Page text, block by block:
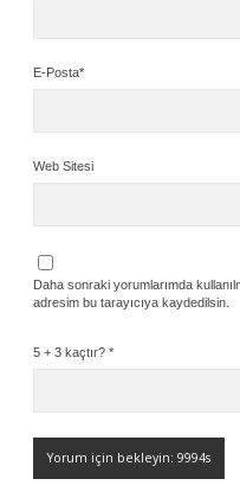
E-Posta*
Web Sitesi
Daha sonraki yorumlarımda
adresim bu tarayıcıya kaydedilsin.
5 + 3 kaçtır? *